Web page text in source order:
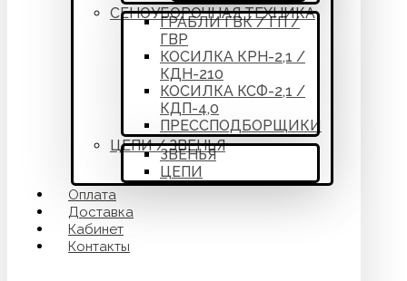
СЕНОУБОРОЧНАЯ ТЕХНИКА
ГРАБЛИ ГВК / ГП /
ГВР
КОСИЛКА КРН-2,1 /
КДН-210
КОСИЛКА КСФ-2,1 /
КДП-4,0
ПРЕССПОДБОРЩИКИ
ЦЕПИ / ЗВЕНЬЯ
ЗВЕНЬЯ
ЦЕПИ
Оплата
Доставка
Кабинет
Контакты